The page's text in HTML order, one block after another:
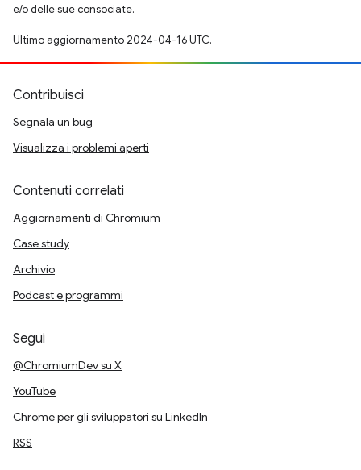
e/o delle sue consociate.
Ultimo aggiornamento 2024-04-16 UTC.
Contribuisci
Segnala un bug
Visualizza i problemi aperti
Contenuti correlati
Aggiornamenti di Chromium
Case study
Archivio
Podcast e programmi
Segui
@ChromiumDev su X
YouTube
Chrome per gli sviluppatori su LinkedIn
RSS